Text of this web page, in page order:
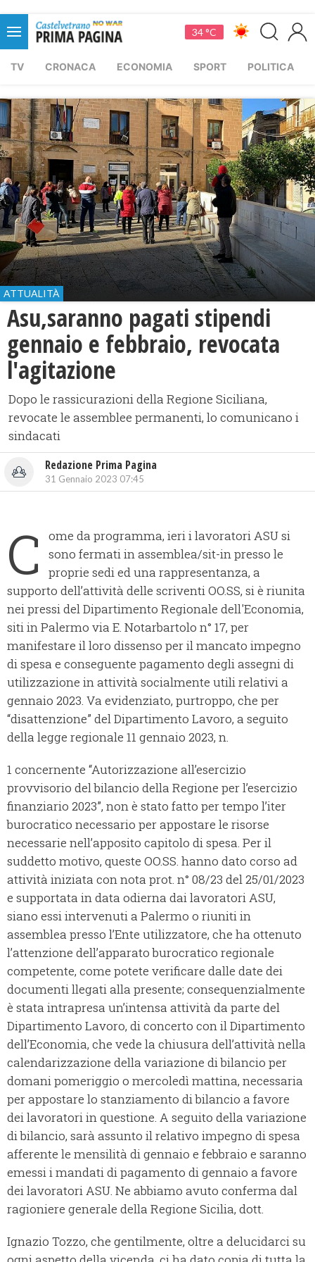
34 °C
TV CRONACA ECONOMIA SPORT POLITICA
ATTUALITÀ
Asu,saranno pagati stipendi
gennaio e febbraio, revocata
l'agitazione
Dopo le rassicurazioni della Regione Siciliana,
revocate le assemblee permanenti, lo comunicano i
sindacati
Redazione Prima Pagina
31 Gennaio 2023 07:45
C
ome da programma, ieri i lavoratori ASU si
sono fermati in assemblea/sit-in presso le
proprie sedi ed una rappresentanza, a
supporto dell’attività delle scriventi OO.SS, si è riunita
nei pressi del Dipartimento Regionale dell'Economia,
siti in Palermo via E. Notarbartolo n° 17, per
manifestare il loro dissenso per il mancato impegno
di spesa e conseguente pagamento degli assegni di
utilizzazione in attività socialmente utili relativi a
gennaio 2023. Va evidenziato, purtroppo, che per
“disattenzione” del Dipartimento Lavoro, a seguito
della legge regionale 11 gennaio 2023, n.
1 concernente “Autorizzazione all’esercizio
provvisorio del bilancio della Regione per l’esercizio
finanziario 2023”, non è stato fatto per tempo l’iter
burocratico necessario per appostare le risorse
necessarie nell’apposito capitolo di spesa. Per il
suddetto motivo, queste OO.SS. hanno dato corso ad
attività iniziata con nota prot. n° 08/23 del 25/01/2023
e supportata in data odierna dai lavoratori ASU,
siano essi intervenuti a Palermo o riuniti in
assemblea presso l’Ente utilizzatore, che ha ottenuto
l’attenzione dell’apparato burocratico regionale
competente, come potete verificare dalle date dei
documenti llegati alla presente; consequenzialmente
è stata intrapresa un’intensa attività da parte del
Dipartimento Lavoro, di concerto con il Dipartimento
dell’Economia, che vede la chiusura dell’attività nella
calendarizzazione della variazione di bilancio per
domani pomeriggio o mercoledì mattina, necessaria
per appostare lo stanziamento di bilancio a favore
dei lavoratori in questione. A seguito della variazione
di bilancio, sarà assunto il relativo impegno di spesa
afferente le mensilità di gennaio e febbraio e saranno
emessi i mandati di pagamento di gennaio a favore
dei lavoratori ASU. Ne abbiamo avuto conferma dal
ragioniere generale della Regione Sicilia, dott.
Ignazio Tozzo, che gentilmente, oltre a delucidarci su